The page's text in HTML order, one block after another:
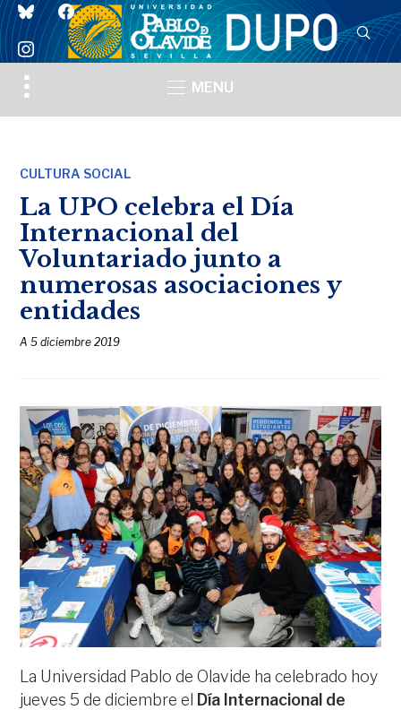
blueskyfacebook
instagram
Toggle
sidebar
MENU
CULTURA SOCIAL
La UPO celebra el Día
Internacional del
Voluntariado junto a
numerosas asociaciones y
entidades
A5 diciembre 2019
La Universidad Pablo de Olavide ha celebrado hoy
jueves 5 de diciembre el Día Internacional de